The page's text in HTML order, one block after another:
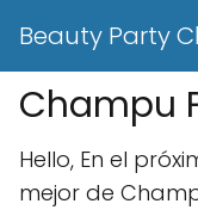
Beauty Party
Champu
Hello, En el
mejor de